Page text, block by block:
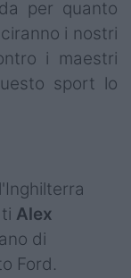
per quanto
i nostri
i maestri
sport lo
Alex
di
Ford.